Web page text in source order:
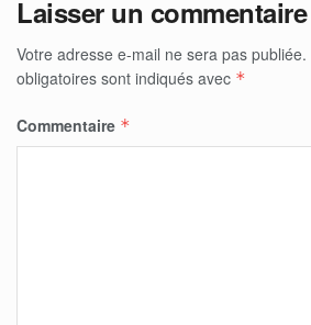
Laisser un commentaire
Votre adresse e-mail ne sera pas publiée.
obligatoires sont indiqués avec *
Commentaire *